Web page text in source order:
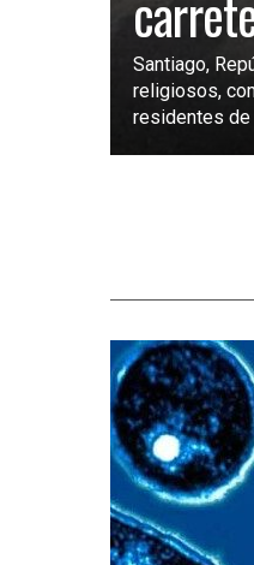
Santiago,
religiosos,
residentes de